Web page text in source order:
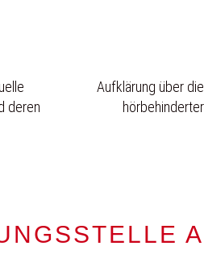
deren
Aufklärung über